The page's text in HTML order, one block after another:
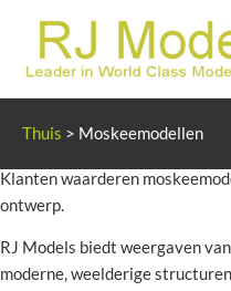
Thuis > Moskeemodellen
Klanten waarderen
ontwerp.
RJ Models biedt weergaven
moderne, weelderige